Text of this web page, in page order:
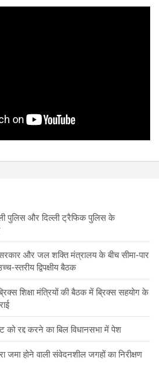
पुलिस और दिल्ली ट्रैफिक पुलिस के
और जल शक्ति मंत्रालय के बीच सीमा-पार
स्तरीय द्विपक्षीय बैठक
शिक्षा मंत्रियों की बैठक में ब्रिक्स सहयोग के
को रद्द करने का बिल विधानसभा में पेश
जमा होने वाली संवेदनशील जगहों का निरीक्षण